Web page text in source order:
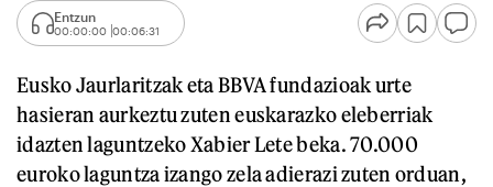
Entzun
00:00:00 00:06:31
Eusko Jaurlaritzak eta BBVA fundazioak urte
hasieran aurkeztu zuten euskarazko eleberriak
idazten laguntzeko Xabier Lete beka. 70.000
euroko laguntza izango zela adierazi zuten orduan,